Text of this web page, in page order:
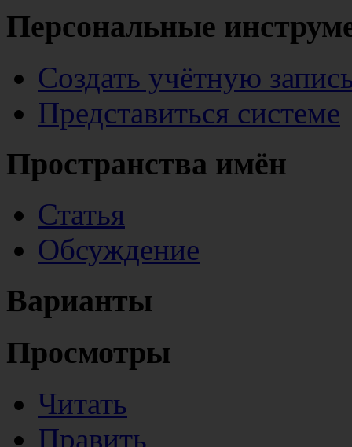
Персональные
Создать учётную
Представиться системе
Пространства имён
Статья
Обсуждение
Варианты
Просмотры
Читать
Править